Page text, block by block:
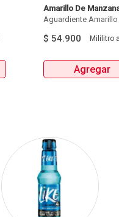
Amarillo De
Aguardiente Amarillo
$ 54.900 Mililitroa
Agregar